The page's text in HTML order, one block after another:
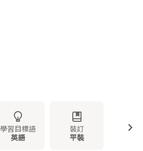
學習目標語
英語
裝訂
平裝